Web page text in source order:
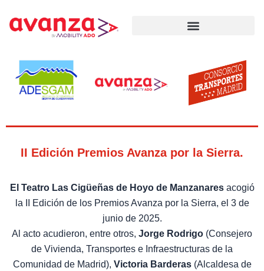
II Edición Premios Avanza por la Sierra.
El Teatro Las Cigüeñas de Hoyo de Manzanaresacogió
la II Edición de los Premios Avanza por la Sierra, el 3 de
junio de 2025.
Al acto acudieron, entre otros, Jorge Rodrigo (Consejero
de Vivienda, Transportes e Infraestructuras de la
Comunidad de Madrid), Victoria Barderas(Alcaldesa de